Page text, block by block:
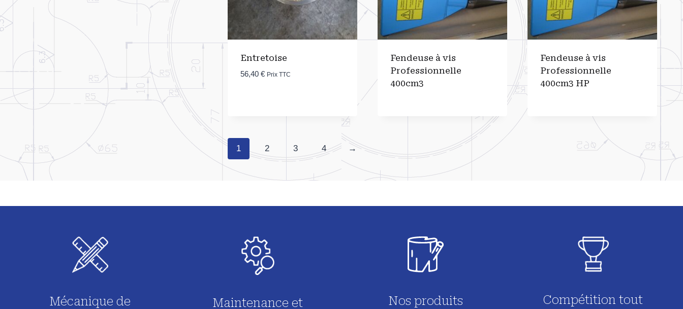
Entretoise
56,40 € Prix TTC
Fendeuse à vis
Professionnelle
400cm3
Fendeuse à vis
Professionnelle
400cm3 HP
1 2 3 4 →
Mécanique de
Maintenance et
Nos produits
Compétition tout